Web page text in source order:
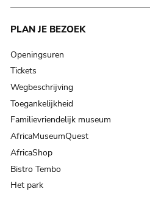
Main
navigation
PLAN JE BEZOEK
Openingsuren
Tickets
Wegbeschrijving
Toegankelijkheid
Familievriendelijk museum
AfricaMuseumQuest
AfricaShop
Bistro Tembo
Het park